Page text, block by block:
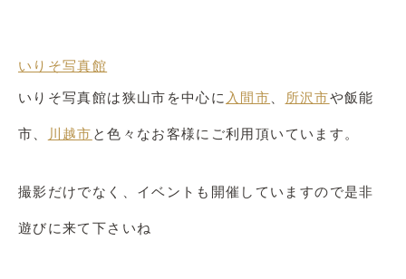
いりそ写真館
いりそ写真館は狭山市を中心に 入間市 所沢市や飯能
市、 川越市 と色々なお客様にご利用頂いています。
撮影だけでなく、イベントも開催していますので是非
遊びに来て下さいね